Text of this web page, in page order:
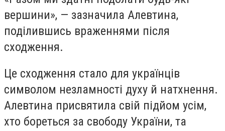
вершини», — зазначила Алевтина,
поділившись враженнями після
сходження.
Це сходження стало для українців
символом незламності духу й натхнення.
Алевтина присвятила свій підйом усім,
хто бореться за свободу України, та